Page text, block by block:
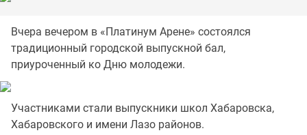
Вчера вечером в «Платинум Арене» состоялся
традиционный городской выпускной бал,
приуроченный ко Дню молодежи.
Участниками стали выпускники школ Хабаровска,
Хабаровского и имени Лазо районов.